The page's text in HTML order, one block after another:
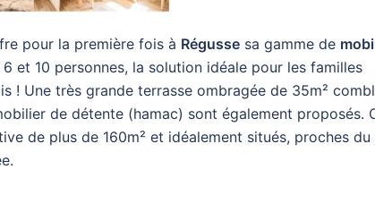
pour la première fois à Régusse sa gamme de
et 10 personnes, la solution idéale pour les familles
! Une très grande terrasse ombragée de 35m²
de détente (hamac) sont également proposés.
de plus de 160m² et idéalement situés, proches du